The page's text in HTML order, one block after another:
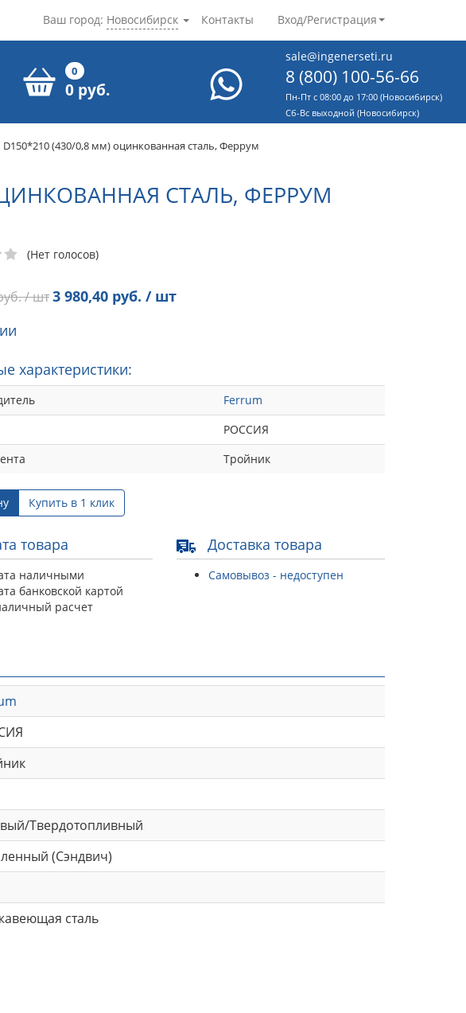
Контакты Вход/Регистрация
Ваш город: Новосибирск
0
0 руб.
sale@ingenerseti.ru
8 (800) 100-56-66
Пн-Пт с 08:00 до 17:00 (Новосибирск)
Cб-Вс выходной (Новосибирск)
D150*210 (430/0,8 мм) оцинкованная сталь, Феррум
СТАЛЬ, ФЕРРУМ
(Нет голосов)
/ шт3 980,40 руб. / шт
характеристики:
Ferrum
РОССИЯ
Тройник
Купить в 1 клик
товара
наличными
банковской картой
расчет
Доставка товара
Самовывоз - недоступен
Твердотопливный
(Сэндвич)
сталь